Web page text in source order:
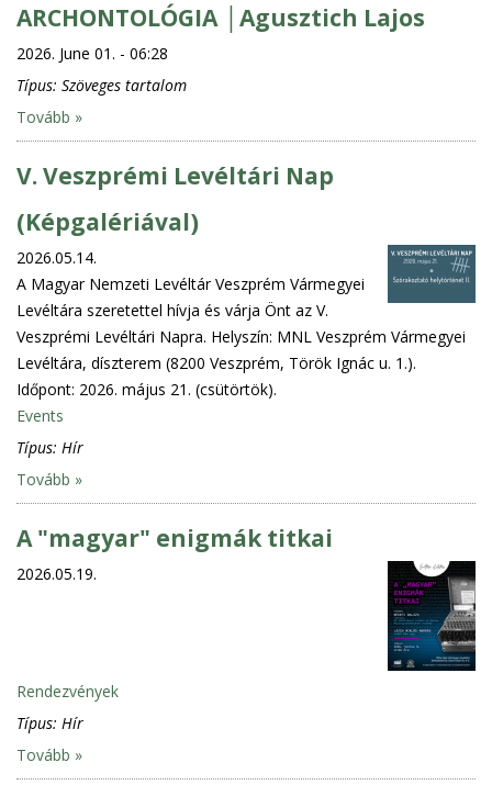
ARCHONTOLÓGIA │Agusztich Lajos
2026. June 01. - 06:28
Típus: Szöveges tartalom
Tovább »
V. Veszprémi Levéltári Nap
(Képgalériával)
2026.05.14.
A Magyar Nemzeti Levéltár Veszprém Vármegyei
Levéltára szeretettel hívja és várja Önt az V.
Veszprémi Levéltári Napra. Helyszín: MNL Veszprém Vármegyei
Levéltára, díszterem (8200 Veszprém, Török Ignác u. 1.).
Időpont: 2026. május 21. (csütörtök).
Events
Típus: Hír
Tovább »
A "magyar" enigmák titkai
2026.05.19.
Rendezvények
Típus: Hír
Tovább »